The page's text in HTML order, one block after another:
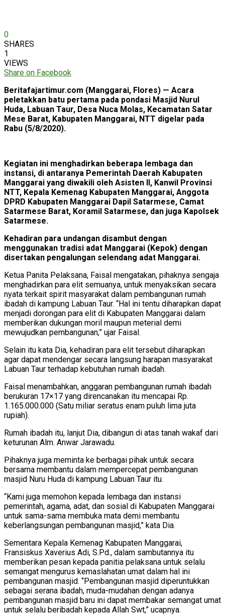
0
SHARES
1
VIEWS
Share on Facebook
Beritafajartimur.com (Manggarai, Flores) — Acara
peletakkan batu pertama pada pondasi Masjid Nurul
Huda, Labuan Taur, Desa Nuca Molas, Kecamatan Satar
Mese Barat, Kabupaten Manggarai, NTT digelar pada
Rabu (5/8/2020).
Kegiatan ini menghadirkan beberapa lembaga dan
instansi, di antaranya Pemerintah Daerah Kabupaten
Manggarai yang diwakili oleh Asisten II, Kanwil Provinsi
NTT, Kepala Kemenag Kabupaten Manggarai, Anggota
DPRD Kabupaten Manggarai Dapil Satarmese, Camat
Satarmese Barat, Koramil Satarmese, dan juga Kapolsek
Satarmese.
Kehadiran para undangan disambut dengan
menggunakan tradisi adat Manggarai (Kepok) dengan
disertakan pengalungan selendang adat Manggarai.
Ketua Panita Pelaksana, Faisal mengatakan, pihaknya sengaja
menghadirkan para elit semuanya, untuk menyaksikan secara
nyata terkait spirit masyarakat dalam pembangunan rumah
ibadah di kampung Labuan Taur. “Hal ini tentu diharapkan dapat
menjadi dorongan para elit di Kabupaten Manggarai dalam
memberikan dukungan moril maupun meterial demi
mewujudkan pembangunan,” ujar Faisal.
Selain itu kata Dia, kehadiran para elit tersebut diharapkan
agar dapat mendengar secara langsung harapan masyarakat
Labuan Taur terhadap kebutuhan rumah ibadah.
Faisal menambahkan, anggaran pembangunan rumah ibadah
berukuran 17×17 yang direncanakan itu mencapai Rp.
1.165.000.000 (Satu miliar seratus enam puluh lima juta
rupiah).
Rumah ibadah itu, lanjut Dia, dibangun di atas tanah wakaf dari
keturunan Alm. Anwar Jarawadu.
Pihaknya juga meminta ke berbagai pihak untuk secara
bersama membantu dalam mempercepat pembangunan
masjid Nuru Huda di kampung Labuan Taur itu.
“Kami juga memohon kepada lembaga dan instansi
pemerintah, agama, adat, dan sosial di Kabupaten Manggarai
untuk sama-sama membuka mata demi membantu
keberlangsungan pembangunan masjid,” kata Dia.
Sementara Kepala Kemenag Kabupaten Manggarai,
Fransiskus Xaverius Adi, S.Pd., dalam sambutannya itu
memberikan pesan kepada panitia pelaksana untuk selalu
semangat mengurus kemaslahatan umat dalam hal ini
pembangunan masjid. “Pembangunan masjid diperuntukkan
sebagai serana ibadah, muda-mudahan dengan adanya
pembangunan masjid baru ini dapat membakar semangat umat
untuk selalu beribadah kepada Allah Swt,” ucapnya.